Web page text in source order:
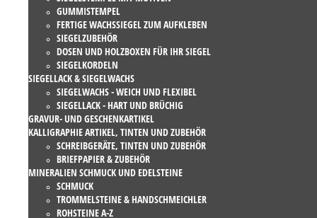
GUMMISTEMPEL
FERTIGE WACHSSIEGEL ZUM AUFKLEBEN
SIEGELZUBEHÖR
DOSEN UND HOLZBOXEN FÜR IHR SIEGEL
SIEGELKORDELN
SIEGELLACK & SIEGELWACHS
SIEGELWACHS - WEICH UND FLEXIBEL
SIEGELLACK - HART UND BRÜCHIG
GRAVUR- UND GESCHENKARTIKEL
KALLIGRAPHIE ARTIKEL, TINTEN UND ZUBEHÖR
SCHREIBGERÄTE, TINTEN UND ZUBEHÖR
BRIEFPAPIER & ZUBEHÖR
MINERALIEN SCHMUCK UND EDELSTEINE
SCHMUCK
TROMMELSTEINE & HANDSCHMEICHLER
ROHSTEINE A-Z